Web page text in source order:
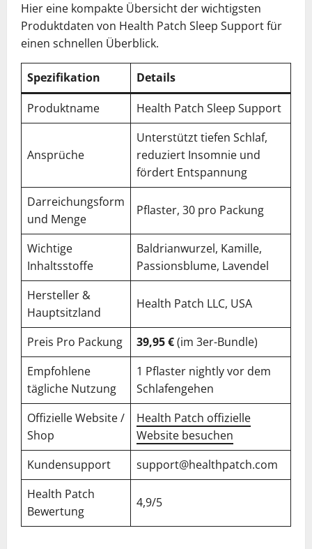
Hier eine kompakte Übersicht der wichtigsten
Produktdaten von Health Patch Sleep Support für
einen schnellen Überblick.
Spezifikation
Details
Produktname
Health Patch Sleep Support
Ansprüche
Unterstützt tiefen Schlaf,
reduziert Insomnie und
fördert Entspannung
Darreichungsform
und Menge
Pflaster, 30 pro Packung
Wichtige
Inhaltsstoffe
Baldrianwurzel, Kamille,
Passionsblume, Lavendel
Hersteller &
Hauptsitzland
Health Patch LLC, USA
Preis Pro Packung 39,95 €(im 3er-Bundle)
Empfohlene
tägliche Nutzung
1 Pflaster nightly vor dem
Schlafengehen
Offizielle Website /
Shop
Health Patch offizielle
Website besuchen
Kundensupport
support@healthpatch.com
Health Patch
Bewertung
4,9/5